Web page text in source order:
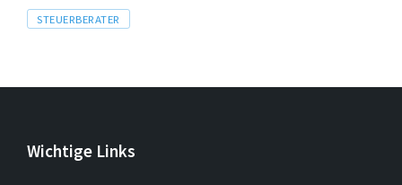
Tags
STEUERBERATER
Wichtige Links